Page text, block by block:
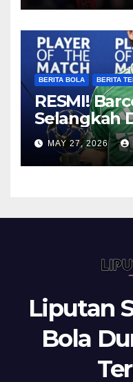
BERITA BOLA BERITA
RESMI!
Selangkah
Anthony
MAY 27, 2026
Liputan
Bola